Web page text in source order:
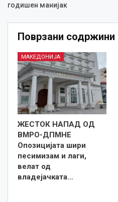
годишен манијак
Поврзани содржини
МАКЕДОНИЈА
ЖЕСТОК НАПАД ОД
ВМРО-ДПМНЕ
Опозицијата шири
песимизам и лаги,
велат од
владејачката…